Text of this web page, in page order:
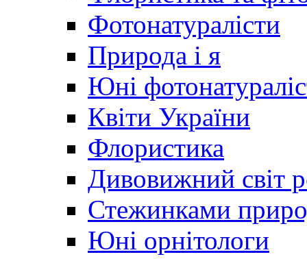
Фотонатуралісти
Природа і я
Юні
Квіти України
Флористика
Дивовижний світ
Стежинками
Юні орнітологи